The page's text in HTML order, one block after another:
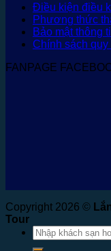
Điều kiện điều
Phương thức
Bảo mật thông
Chính sách quy
FANPAGE
Copyright 2026 ©
Tour
Tìm
kiếm: